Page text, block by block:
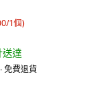
1個)
送達
免費退貨